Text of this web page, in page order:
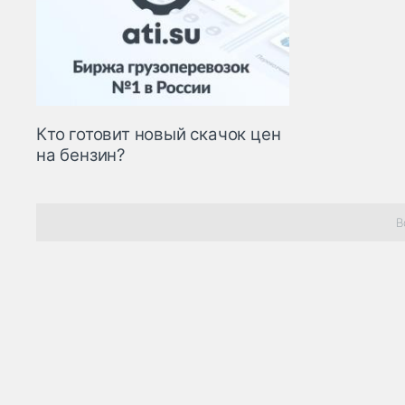
Кто готовит новый скачок цен
на бензин?